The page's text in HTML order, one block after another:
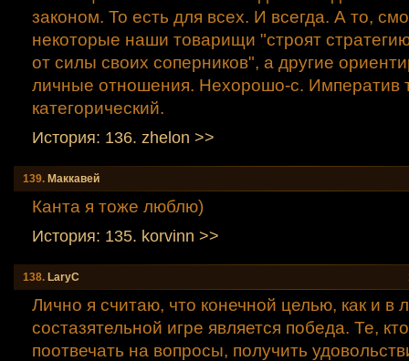
законом. То есть для всех. И всегда. А то,
некоторые наши товарищи "строят
от силы своих соперников", а другие
личные отношения. Нехорошо-с. Императив
категорический.
История: 136. zhelon >>
139. Маккавей
Канта я тоже люблю)
История: 135. korvinn >>
138. LaryC
Лично я считаю, что конечной целью, как и в
состазятельной игре является победа. Те,
поотвечать на вопросы, получить